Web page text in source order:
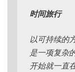
时间旅行
以可持续的
是一项复杂
开始就一直